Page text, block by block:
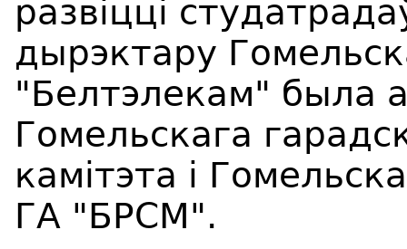
развіцці
дырэктару
"Белтэлекам" была
Гомельскага
камітэта і
ГА "БРСМ".